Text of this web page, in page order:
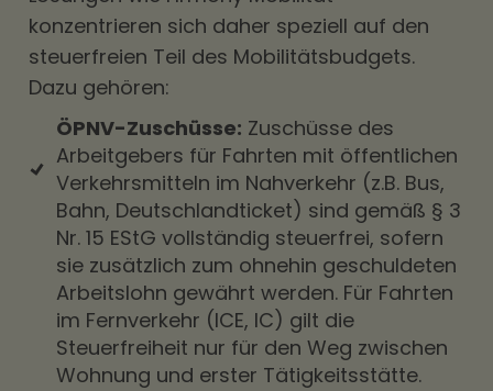
konzentrieren sich daher speziell auf den
steuerfreien Teil des Mobilitätsbudgets.
Dazu gehören:
ÖPNV-Zuschüsse: Zuschüsse des
Arbeitgebers für Fahrten mit öffentlichen
Verkehrsmitteln im Nahverkehr (z.B. Bus,
Bahn, Deutschlandticket) sind gemäß § 3
Nr. 15 EStG vollständig steuerfrei, sofern
sie zusätzlich zum ohnehin geschuldeten
Arbeitslohn gewährt werden. Für Fahrten
im Fernverkehr (ICE, IC) gilt die
Steuerfreiheit nur für den Weg zwischen
Wohnung und erster Tätigkeitsstätte.